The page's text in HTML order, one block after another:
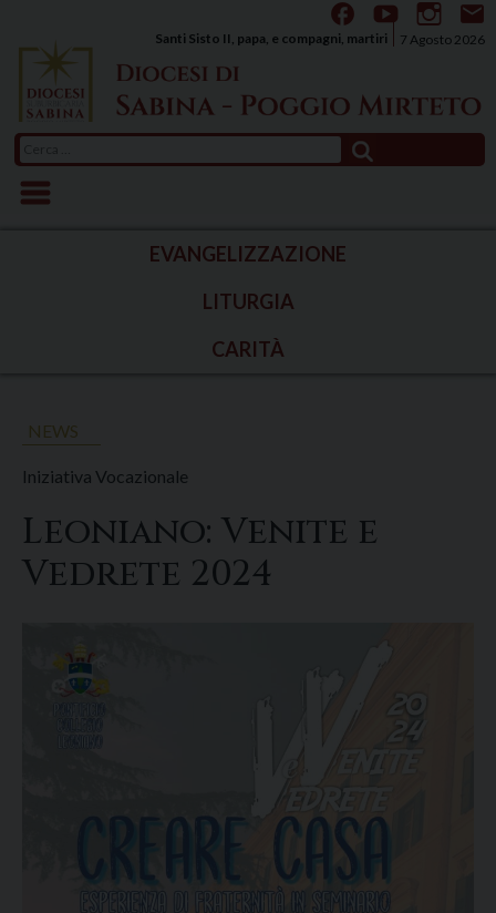
content
7 Agosto 2026
Santi Sisto II, papa, e compagni, martiri
per:
EVANGELIZZAZIONE
LITURGIA
CARITÀ
NEWS
Iniziativa Vocazionale
Leoniano: Venite e
Vedrete 2024